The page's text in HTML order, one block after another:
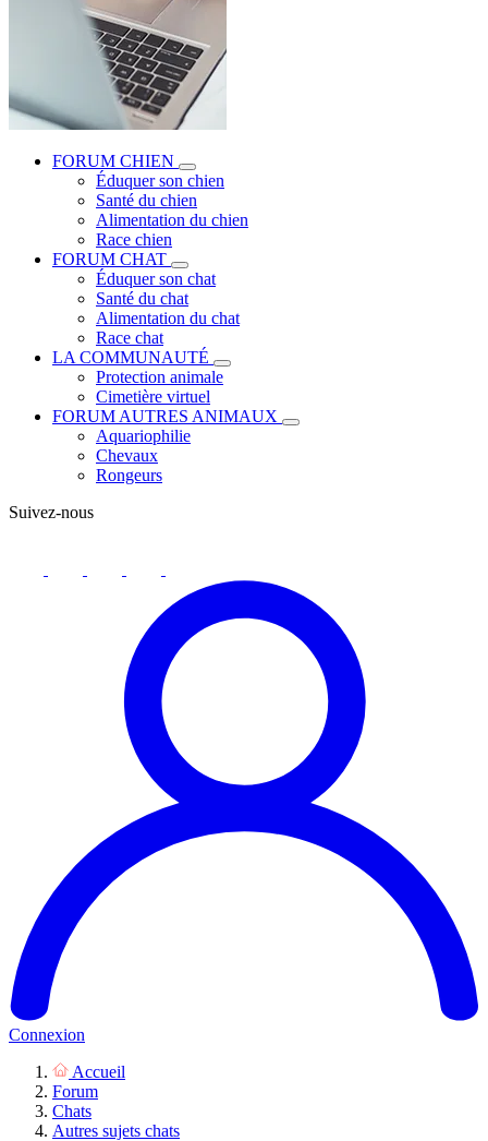
FORUM CHIEN
Éduquer son chien
Santé du chien
Alimentation du chien
Race chien
FORUM CHAT
Éduquer son chat
Santé du chat
Alimentation du chat
Race chat
LA COMMUNAUTÉ
Protection animale
Cimetière virtuel
FORUM AUTRES ANIMAUX
Aquariophilie
Chevaux
Rongeurs
Suivez-nous
Connexion
Accueil
Forum
Chats
Autres sujets chats